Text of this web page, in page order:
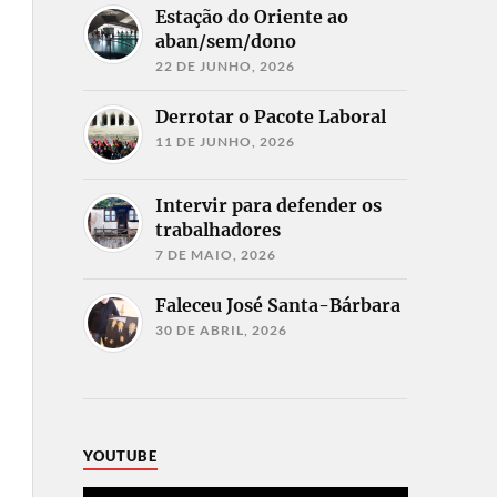
Estação do Oriente ao
aban/sem/dono
22 DE JUNHO, 2026
Derrotar o Pacote Laboral
11 DE JUNHO, 2026
Intervir para defender os
trabalhadores
7 DE MAIO, 2026
Faleceu José Santa-Bárbara
30 DE ABRIL, 2026
YOUTUBE